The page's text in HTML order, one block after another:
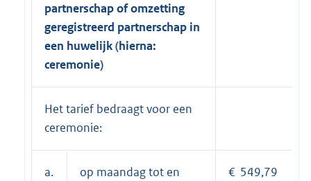
partnerschap of omzetting
geregistreerd partnerschap in
een huwelijk (hierna:
ceremonie)
Het tarief bedraagt voor een
ceremonie:
a.
op maandag tot en
€ 549,79